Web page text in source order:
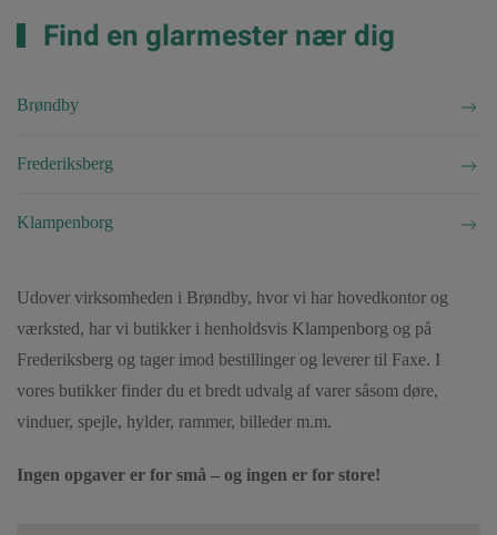
Find en glarmester nær dig
Brøndby
Frederiksberg
Klampenborg
Udover virksomheden i Brøndby, hvor vi har hovedkontor og
værksted, har vi butikker i henholdsvis Klampenborg og på
Frederiksberg og tager imod bestillinger og leverer til Faxe. I
vores butikker finder du et bredt udvalg af varer såsom døre,
vinduer, spejle, hylder, rammer, billeder m.m.
Ingen opgaver er for små – og ingen er for store!